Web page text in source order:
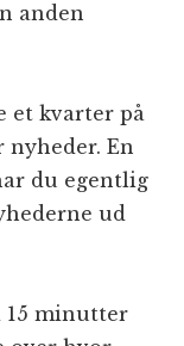
anden
et kvarter på
nyheder. En
du egentlig
ud
15 minutter